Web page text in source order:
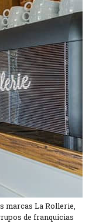
marcas La Rollerie,
de franquicias